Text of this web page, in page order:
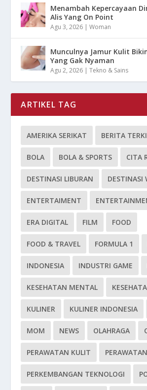
Menambah Kepercayaan
Alis Yang On Point
Agu 3, 2026 |Woman
Munculnya Jamur Kulit
Yang Gak Nyaman
Agu 2, 2026 |Tekno & Sains
ARTIKEL TAG
AMERIKA SERIKAT BERITA
BOLA BOLA & SPORTS CITA
DESTINASI LIBURAN DESTINASI
ENTERTAIMENT
ERA DIGITAL FILM FOOD
FOOD & TRAVEL FORMULA 1
INDONESIA INDUSTRI GAME
KESEHATAN MENTAL
KULINER KULINER INDONESIA
MOM NEWS OLAHRAGA
PERAWATAN KULIT
PERKEMBANGAN TEKNOLOGI